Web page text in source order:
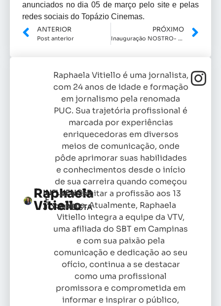
anunciados no dia 05 de março pelo site e pelas
redes sociais do Topázio Cinemas.
ANTERIOR
Post anterior
PRÓXIMO
Inauguração NOSTRO- Empório Bar
Raphaela
Vitiello
INFLUENCER
E
JORNALISTA
Raphaela Vitiello é uma jornalista,
com 24 anos de idade e formação
em jornalismo pela renomada
PUC. Sua trajetória profissional é
marcada por experiências
enriquecedoras em diversos
meios de comunicação, onde
pôde aprimorar suas habilidades
e conhecimentos desde o início
de sua carreira quando começou
as exercitar a profissão aos 13
anos. Atualmente, Raphaela
Vitiello integra a equipe da VTV,
uma afiliada do SBT em Campinas
e com sua paixão pela
comunicação e dedicação ao seu
ofício, continua a se destacar
como uma profissional
promissora e comprometida em
informar e inspirar o público,